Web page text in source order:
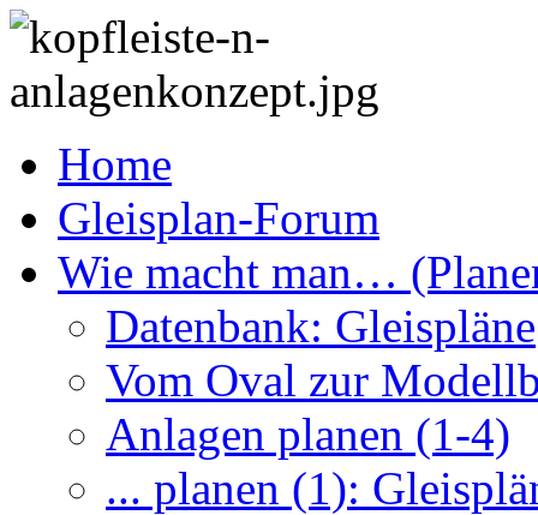
Home
Gleisplan-Forum
Wie macht man…
Datenbank: Gleispläne
Vom Oval zur
Anlagen planen (1-4)
... planen (1):